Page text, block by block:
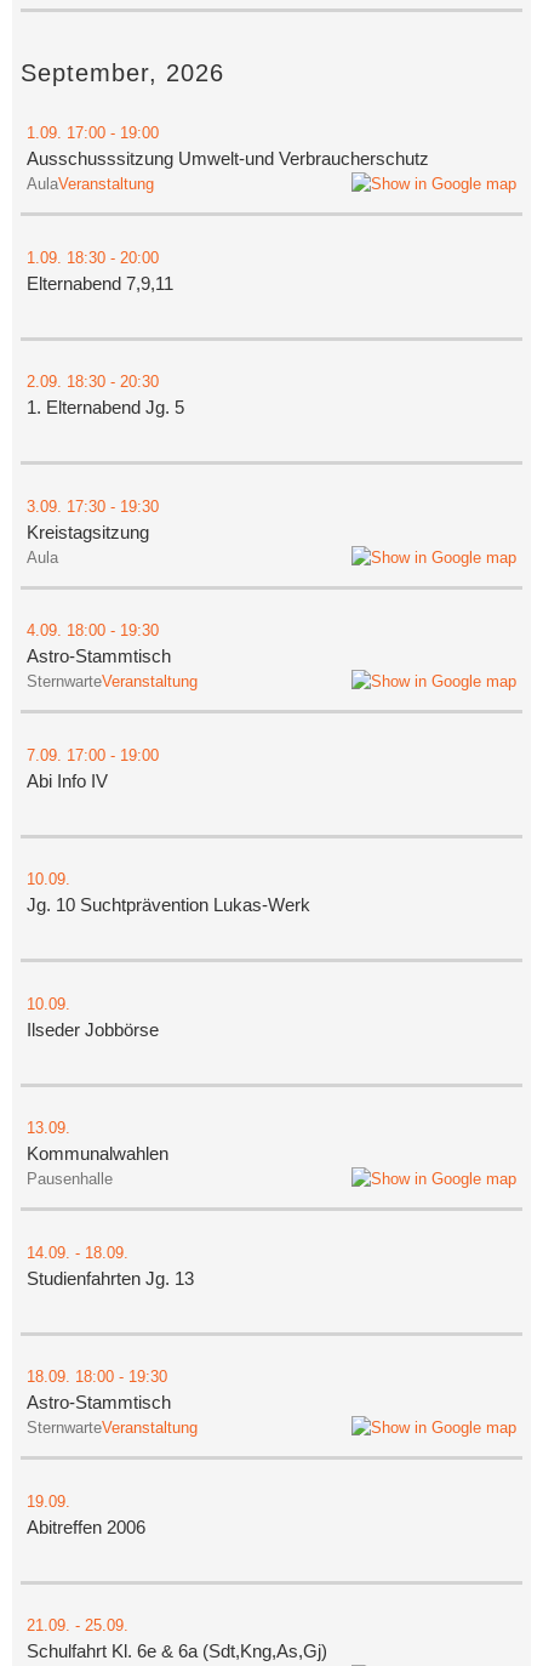
September, 2026
1.09. 17:00 - 19:00
Ausschusssitzung Umwelt-und Verbraucherschutz
AulaVeranstaltung
1.09. 18:30 - 20:00
Elternabend 7,9,11
2.09. 18:30 - 20:30
1. Elternabend Jg. 5
3.09. 17:30 - 19:30
Kreistagsitzung
Aula
4.09. 18:00 - 19:30
Astro-Stammtisch
SternwarteVeranstaltung
7.09. 17:00 - 19:00
Abi Info IV
10.09.
Jg. 10 Suchtprävention Lukas-Werk
10.09.
Ilseder Jobbörse
13.09.
Kommunalwahlen
Pausenhalle
14.09. - 18.09.
Studienfahrten Jg. 13
18.09. 18:00 - 19:30
Astro-Stammtisch
SternwarteVeranstaltung
19.09.
Abitreffen 2006
21.09. - 25.09.
Schulfahrt Kl. 6e & 6a (Sdt,Kng,As,Gj)